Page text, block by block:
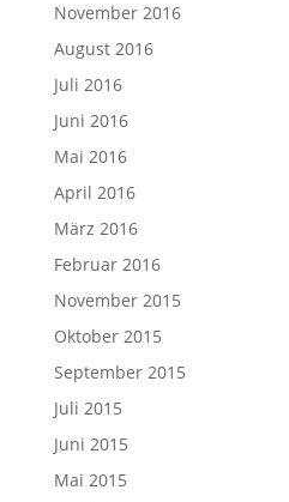
November 2016
August 2016
Juli 2016
Juni 2016
Mai 2016
April 2016
März 2016
Februar 2016
November 2015
Oktober 2015
September 2015
Juli 2015
Juni 2015
Mai 2015